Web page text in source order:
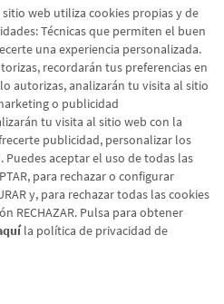
web utiliza cookies propias y de
Técnicas que permiten el buen
una experiencia personalizada.
recordarán tus preferencias en
autorizas, analizarán tu visita al sitio
o publicidad
tu visita al sitio web con la
publicidad, personalizar los
aceptar el uso de todas las
para rechazar o configurar
y, para rechazar todas las cookies
RECHAZAR. Pulsa para obtener
la política de privacidad de